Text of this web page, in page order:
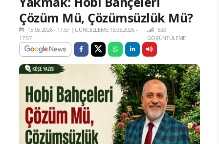
Çözüm Mü, Çözümsüzlük Mü?
15.05.2026 - 17:57 |GÜNCELLEME:15.05.2026 -
17:57
530
GÖRÜNTÜLEME